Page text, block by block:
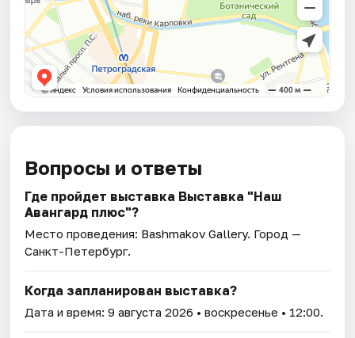
Вопросы и ответы
Где пройдет выставка Выставка "Наш
Авангард плюс"?
Место проведения: Bashmakov Gallery. Город —
Санкт-Петербург.
Когда запланирован выставка?
Дата и время:9 августа 2026 • воскресенье • 12:00.